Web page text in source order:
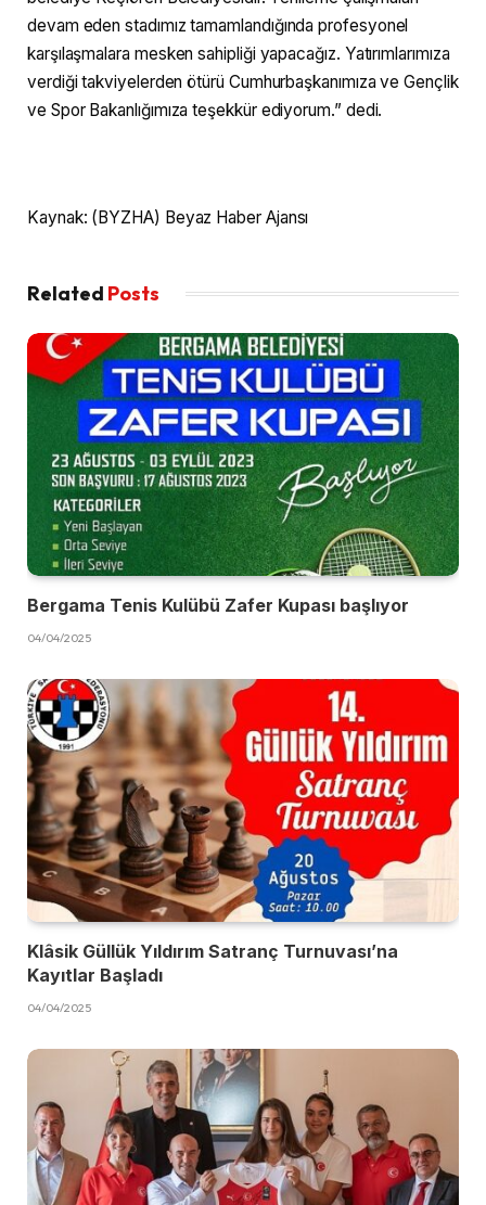
devam eden stadımız tamamlandığında profesyonel
karşılaşmalara mesken sahipliği yapacağız. Yatırımlarımıza
verdiği takviyelerden ötürü Cumhurbaşkanımıza ve Gençlik
ve Spor Bakanlığımıza teşekkür ediyorum.” dedi.​
Kaynak: (BYZHA) Beyaz Haber Ajansı
Related Posts
Bergama Tenis Kulübü Zafer Kupası başlıyor
04/04/2025
Klâsik Güllük Yıldırım Satranç Turnuvası’na
Kayıtlar Başladı
04/04/2025